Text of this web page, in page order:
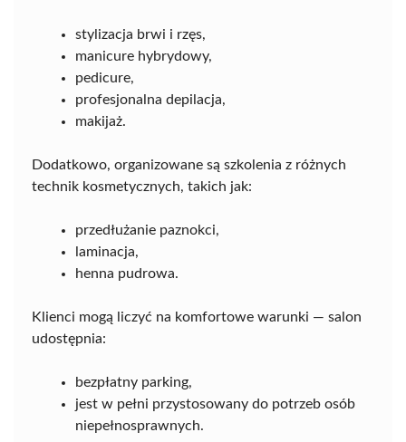
stylizacja brwi i rzęs,
manicure hybrydowy,
pedicure,
profesjonalna depilacja,
makijaż.
Dodatkowo, organizowane są szkolenia z różnych
technik kosmetycznych, takich jak:
przedłużanie paznokci,
laminacja,
henna pudrowa.
Klienci mogą liczyć na komfortowe warunki — salon
udostępnia:
bezpłatny parking,
jest w pełni przystosowany do potrzeb osób
niepełnosprawnych.